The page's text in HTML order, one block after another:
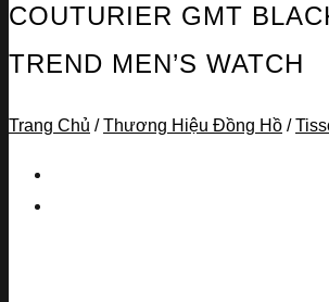
COUTURIER GMT
TREND MEN’S WATCH
Trang Chủ / Thương Hiệu Đồng Hồ /